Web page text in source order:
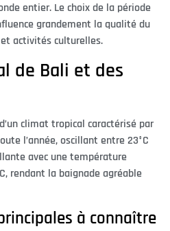
entier. Le choix de la période
grandement la qualité du
activités culturelles.
de Bali et des
climat tropical caractérisé par
l’année, oscillant entre 23°C
avec une température
rendant la baignade agréable
à connaître